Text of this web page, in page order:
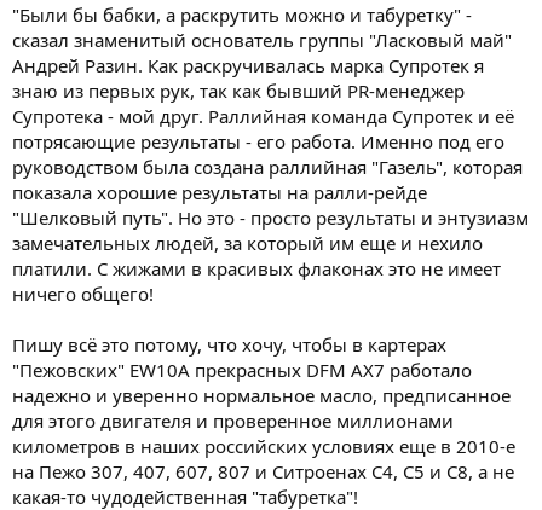
"Были бы бабки, а раскрутить можно и табуретку" -
сказал знаменитый основатель группы "Ласковый май"
Андрей Разин. Как раскручивалась марка Супротек я
знаю из первых рук, так как бывший PR-менеджер
Супротека - мой друг. Раллийная команда Супротек и eë
потрясающие результаты - его работа. Именно под его
руководством была создана раллийная "Газель", которая
показала хорошие результаты на ралли-рейде
"Шелковый путь". Но это - просто результаты и энтузиазм
замечательных людей, за который им eще и нехило
платили. С жижами в красивых флаконах это не имеет
ничего общего!
Пишу всё это потому, что хочу, чтобы в картерах
"Пежовских" EW10A прекрасных DFM AX7 работало
надежно и уверенно нормальное масло, предписанное
для этого двигателя и проверенное миллионами
километров в наших российских условиях еще в 2010-е
на Пежо 307, 407, 607, 807 и Ситроенах С4, С5 и С8, а не
какая-то чудодейственная "табуретка"!